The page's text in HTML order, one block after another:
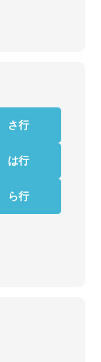
さ行
は行
ら行